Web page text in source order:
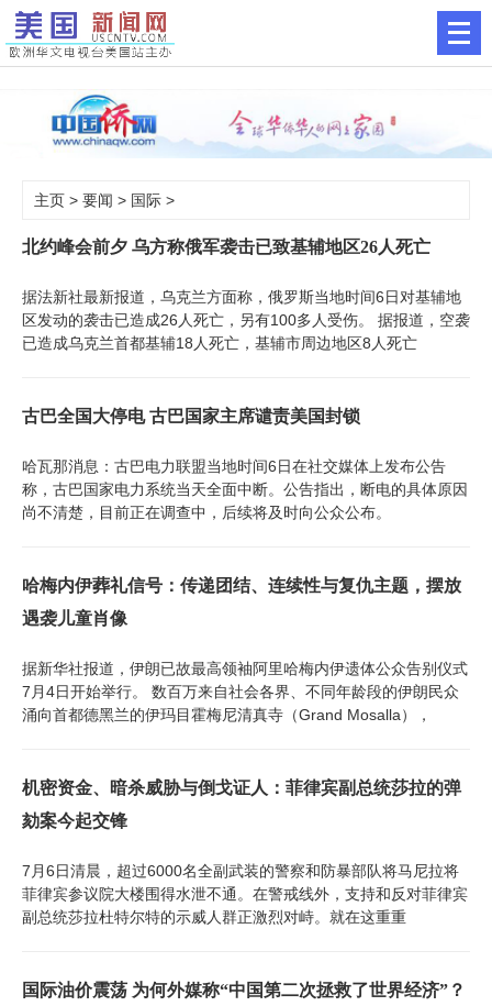
主页 > 要闻 > 国际 >
北约峰会前夕 乌方称俄军袭击已致基辅地区26人死亡
据法新社最新报道，乌克兰方面称，俄罗斯当地时间6日对基辅地
区发动的袭击已造成26人死亡，另有100多人受伤。 据报道，空袭
已造成乌克兰首都基辅18人死亡，基辅市周边地区8人死亡
古巴全国大停电 古巴国家主席谴责美国封锁
哈瓦那消息：古巴电力联盟当地时间6日在社交媒体上发布公告
称，古巴国家电力系统当天全面中断。公告指出，断电的具体原因
尚不清楚，目前正在调查中，后续将及时向公众公布。
哈梅内伊葬礼信号：传递团结、连续性与复仇主题，摆放
遇袭儿童肖像
据新华社报道，伊朗已故最高领袖阿里哈梅内伊遗体公众告别仪式
7月4日开始举行。 数百万来自社会各界、不同年龄段的伊朗民众
涌向首都德黑兰的伊玛目霍梅尼清真寺（Grand Mosalla），
机密资金、暗杀威胁与倒戈证人：菲律宾副总统莎拉的弹
劾案今起交锋
7月6日清晨，超过6000名全副武装的警察和防暴部队将马尼拉将
菲律宾参议院大楼围得水泄不通。在警戒线外，支持和反对菲律宾
副总统莎拉杜特尔特的示威人群正激烈对峙。就在这重重
国际油价震荡 为何外媒称“中国第二次拯救了世界经济”？